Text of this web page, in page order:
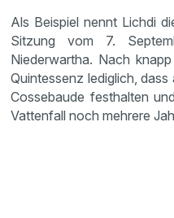
Als Beispiel nennt Lichdi
Sitzung vom 7.
Niederwartha. Nach
Quintessenz lediglich,
Cossebaude festhalten
Vattenfall noch mehrere